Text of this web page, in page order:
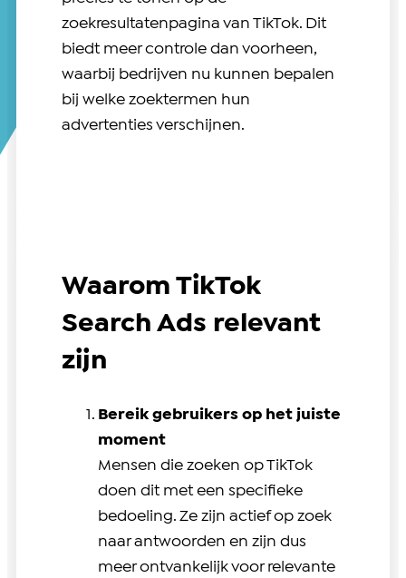
zoekresultatenpagina van TikTok. Dit
biedt meer controle dan voorheen,
waarbij bedrijven nu kunnen bepalen
bij welke zoektermen hun
advertenties verschijnen.
Waarom TikTok
Search Ads relevant
zijn
Bereik gebruikers op het juiste
moment
Mensen die zoeken op TikTok
doen dit met een specifieke
bedoeling. Ze zijn actief op zoek
naar antwoorden en zijn dus
meer ontvankelijk voor relevante